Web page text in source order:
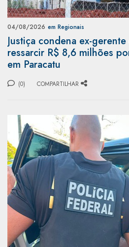
04/08/2026 em Regionais
Justiça condena ex-
ressarcir R$ 8,6 milhões
em Paracatu
(0) COMPARTILHAR